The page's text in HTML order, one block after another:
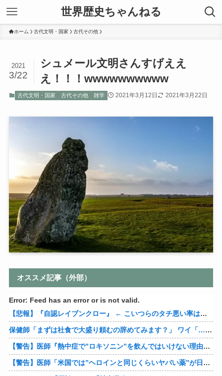
世界歴史ちゃんねる
ホーム 古代文明・国家 古代その他
シュメール文明さんすげええ
え！！！wwwwwwwwww
2021
3/22
古代文明・国家 古代その他 雑学 2021年3月12日 2021年3月22日
オススメ記事（外部）
Error: Feed has an error or is not valid.
【悲報】『自認レイブンクロー』 ← こいつらのタチ悪い率は異常
保健師「まずは社食で大盛り頼むの辞めてみます？」 ワイ「…食っちゃいけないものを売ってるのか？」
【警告】医師『熱中症で”ロキソニン”を飲んではいけない理由がこれ』
【警告】医師「米国では”ヘロインと同じくらいヤバい薬”が日本では平気で処方されてる」